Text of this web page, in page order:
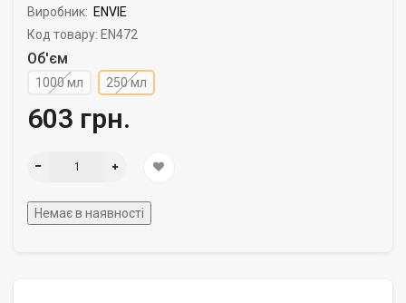
Виробник: ENVIE
Код товару: EN472
Об'єм
1000 мл 250 мл
603 грн.
Немає в наявності